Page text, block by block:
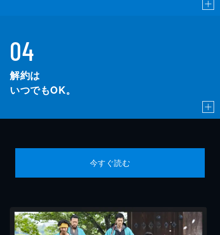
04
解約は
いつでもOK。
今すぐ読む